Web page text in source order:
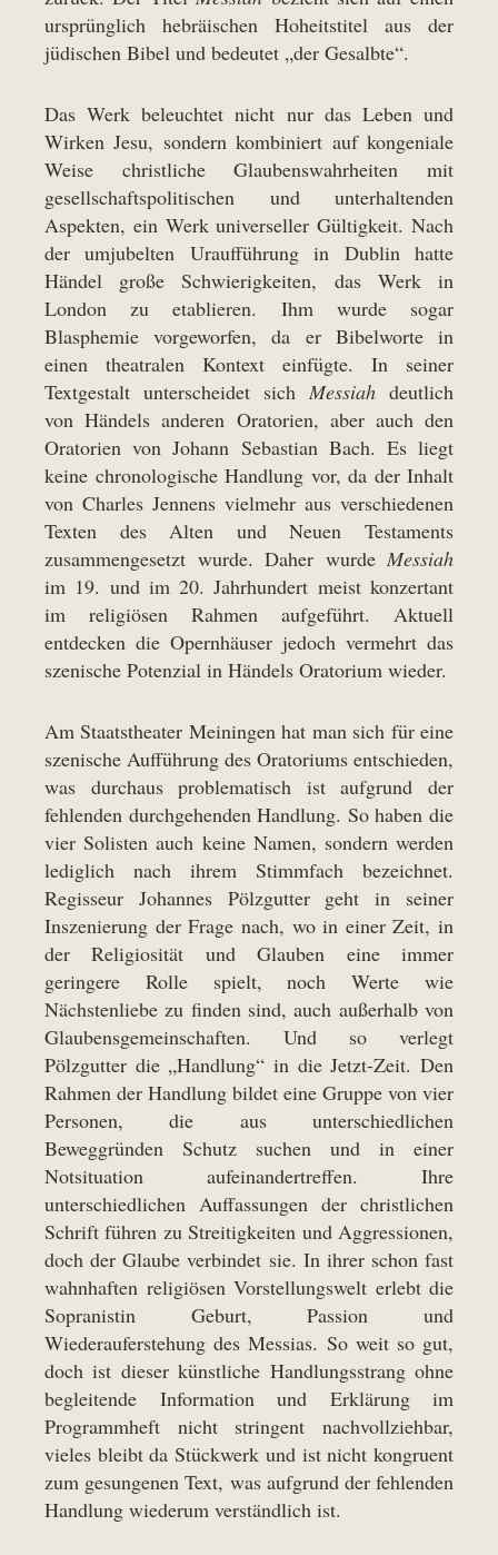
ursprünglich hebräischen Hoheitstitel aus der
jüdischen Bibel und bedeutet „der Gesalbte“.
Das Werk beleuchtet nicht nur das Leben und
Wirken Jesu, sondern kombiniert auf kongeniale
Weise christliche Glaubenswahrheiten mit
gesellschaftspolitischen und unterhaltenden
Aspekten, ein Werk universeller Gültigkeit. Nach
der umjubelten Uraufführung in Dublin hatte
Händel große Schwierigkeiten, das Werk in
London zu etablieren. Ihm wurde sogar
Blasphemie vorgeworfen, da er Bibelworte in
einen theatralen Kontext einfügte. In seiner
Textgestalt unterscheidet sich Messiah deutlich
von Händels anderen Oratorien, aber auch den
Oratorien von Johann Sebastian Bach. Es liegt
keine chronologische Handlung vor, da der Inhalt
von Charles Jennens vielmehr aus verschiedenen
Texten des Alten und Neuen Testaments
zusammengesetzt wurde. Daher wurde Messiah
im 19. und im 20. Jahrhundert meist konzertant
im religiösen Rahmen aufgeführt. Aktuell
entdecken die Opernhäuser jedoch vermehrt das
szenische Potenzial in Händels Oratorium wieder.
Am Staatstheater Meiningen hat man sich für eine
szenische Aufführung des Oratoriums entschieden,
was durchaus problematisch ist aufgrund der
fehlenden durchgehenden Handlung. So haben die
vier Solisten auch keine Namen, sondern werden
lediglich nach ihrem Stimmfach bezeichnet.
Regisseur Johannes Pölzgutter geht in seiner
Inszenierung der Frage nach, wo in einer Zeit, in
der Religiosität und Glauben eine immer
geringere Rolle spielt, noch Werte wie
Nächstenliebe zu finden sind, auch außerhalb von
Glaubensgemeinschaften. Und so verlegt
Pölzgutter die „Handlung“ in die Jetzt-Zeit. Den
Rahmen der Handlung bildet eine Gruppe von vier
Personen, die aus unterschiedlichen
Beweggründen Schutz suchen und in einer
Notsituation aufeinandertreffen. Ihre
unterschiedlichen Auffassungen der christlichen
Schrift führen zu Streitigkeiten und Aggressionen,
doch der Glaube verbindet sie. In ihrer schon fast
wahnhaften religiösen Vorstellungswelt erlebt die
Sopranistin Geburt, Passion und
Wiederauferstehung des Messias. So weit so gut,
doch ist dieser künstliche Handlungsstrang ohne
begleitende Information und Erklärung im
Programmheft nicht stringent nachvollziehbar,
vieles bleibt da Stückwerk und ist nicht kongruent
zum gesungenen Text, was aufgrund der fehlenden
Handlung wiederum verständlich ist.